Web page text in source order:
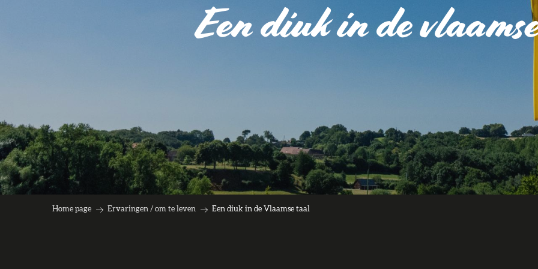
Een diuk in de
Home page Ervaringen / om te leven Een diuk in de Vlaamse taal